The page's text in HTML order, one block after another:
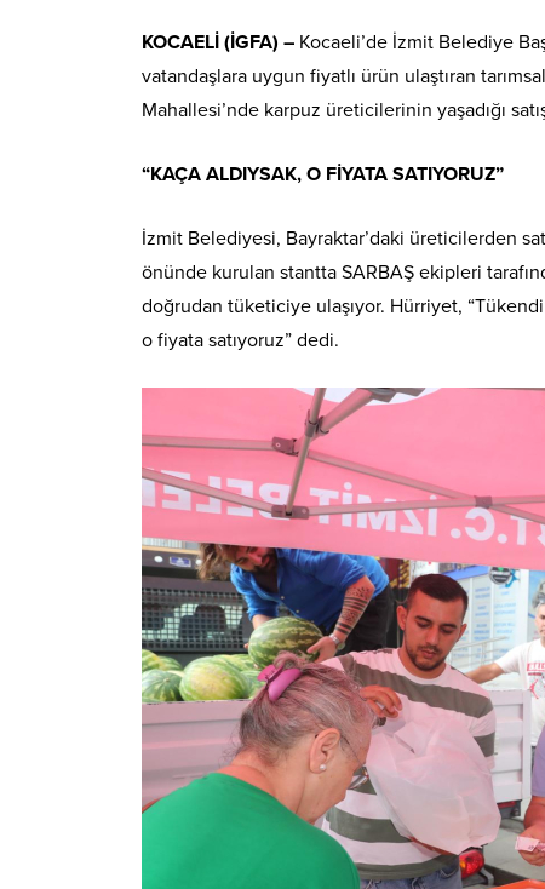
KOCAELİ (İGFA) – Kocaeli’de İzmit Belediye
vatandaşlara uygun fiyatlı ürün ulaştıran
Mahallesi’nde karpuz üreticilerinin yaşadığı
“KAÇA ALDIYSAK, O FİYATA SATIYORUZ”
İzmit Belediyesi, Bayraktar’daki üreticilerden
önünde kurulan stantta SARBAŞ ekipleri
doğrudan tüketiciye ulaşıyor. Hürriyet,
o fiyata satıyoruz” dedi.